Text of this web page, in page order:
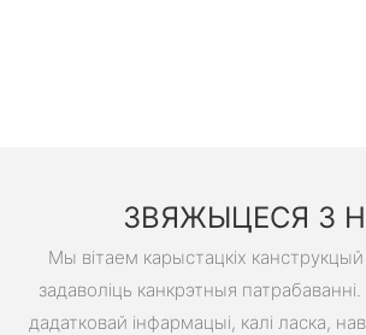
ЗВЯЖЫЦЕСЯ З
Мы вітаем карыстацкіх канструкцый
задаволіць канкрэтныя
дадатковай інфармацыі, калі ласка,